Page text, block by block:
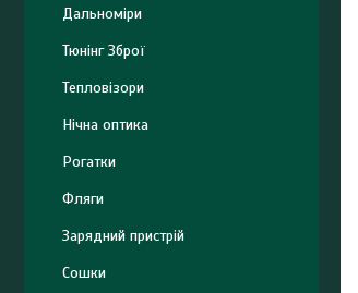
Дальноміри
Тюнінг Зброї
Тепловізори
Нічна оптика
Рогатки
Фляги
Зарядний пристрій
Сошки